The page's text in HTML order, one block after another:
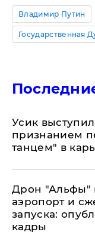
Владимир Путин
Государственная
Усик
признанием
танцем" в
Дрон "Альфы"
аэропорт и
запуска:
кадры